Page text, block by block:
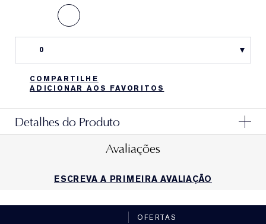
0
COMPARTILHE
ADICIONAR AOS FAVORITOS
Detalhes do Produto
Avaliações
ESCREVA A PRIMEIRA AVALIAÇÃO
OFERTAS